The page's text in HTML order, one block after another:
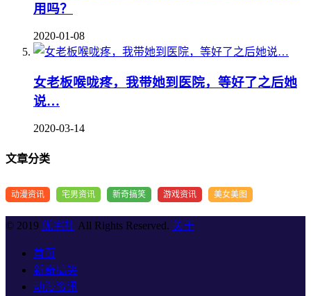
用吗？
2020-01-08
女老板喉咙疼，我带她到医院，等好了之后她
说…
2020-03-14
文章分类
动漫资讯 宅男资讯 新奇搞笑 游戏资讯 美女美图
© 2019 优宅社 All Rights Reserved. 关于
首页
新奇搞笑
动漫资讯